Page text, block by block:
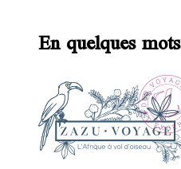
En quelques mots